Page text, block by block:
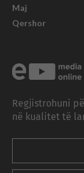
Maj
Qershor
Regjistrohuni
në kualitet të